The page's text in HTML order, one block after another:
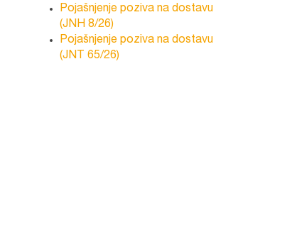
Pojašnjenje poziva na dostavu
(JNH 8/26)
Pojašnjenje poziva na dostavu
(JNT 65/26)